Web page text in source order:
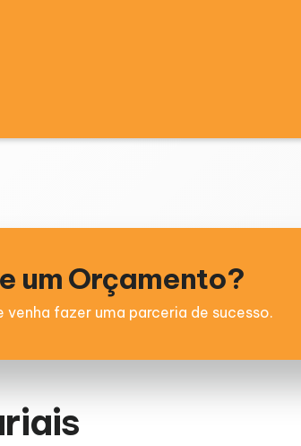
um Orçamento?
fazer uma parceria de sucesso.